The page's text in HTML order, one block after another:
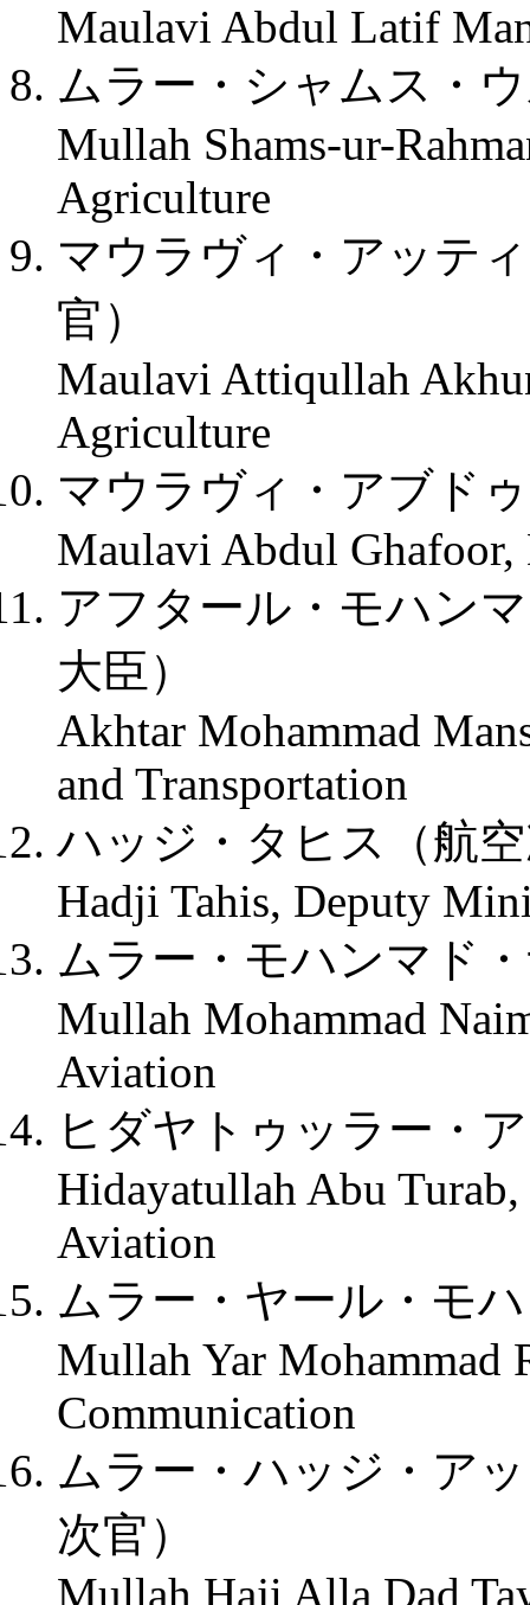
Maulavi Abdul Latif
ムラー・シャムス・
Mullah Shams-ur-
Agriculture
マウラヴィ・アッテ
官）
Maulavi Attiqullah
Agriculture
マウラヴィ・アブド
Maulavi Abdul
アフタール・モハン
大臣）
Akhtar Mohammad
and Transportation
ハッジ・タヒス（航
Hadji Tahis, Deputy
ムラー・モハンマド
Mullah Mohammad
Aviation
ヒダヤトゥッラー・
Hidayatullah Abu
Aviation
ムラー・ヤール・モ
Mullah Yar Mohammad
Communication
ムラー・ハッジ・ア
次官）
Mullah Haji Alla Dad